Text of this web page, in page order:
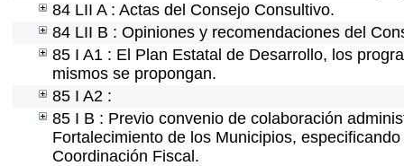
84 LII A : Actas del Consejo Consultivo.
84 LII B : Opiniones y recomendaciones del
85 I A1 : El Plan Estatal de Desarrollo, los
mismos se propongan.
85 I A2 :
85 I B : Previo convenio de colaboración
Fortalecimiento de los Municipios,
Coordinación Fiscal.